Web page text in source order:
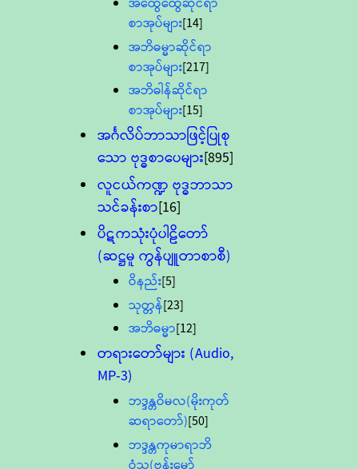
စာအုပ်များ[14]
အဘိဓမ္မာဆိုင်ရာ
စာအုပ်များ[217]
အဘိဓါန်ဆိုင်ရာ
စာအုပ်များ[15]
အင်္ဂလိပ်ဘာသာဖြင့်ပြုစု
သော ဗုဒ္ဓစာပေများ[895]
လူငယ်ကဏ္ဍ ဗုဒ္ဓဘာသာ
သင်ခန်းစာ[16]
ပိဋကသုံးပုံပါဠိတော်
(ဆဋ္ဌမူ ကွန်ပျူတာစာစီ)
ဝိနည်း[5]
သုတ္တန်[23]
အဘိဓမ္မာ[12]
တရားတော်များ (Audio,
MP-3)
ဘဒ္ဒန္တဝိမလ(မိုးကုတ်
ဆရာတော်)[50]
ဘဒ္ဒန္တကုမာရာဘိ